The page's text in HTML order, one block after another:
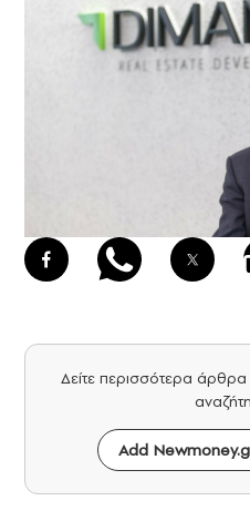
Δείτε περισσότερα
Add